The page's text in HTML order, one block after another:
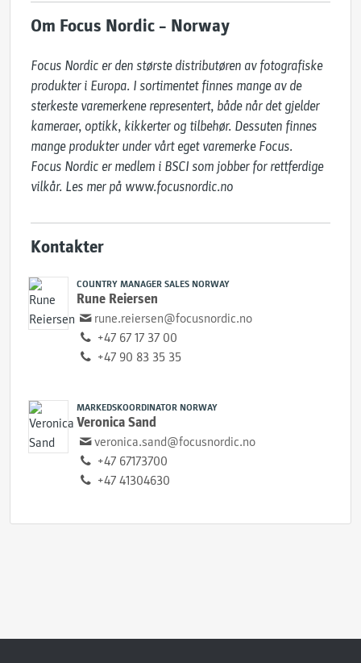
Om Focus Nordic – Norway
Focus Nordic er den største distributøren av fotografiske
produkter i Europa. I sortimentet finnes mange av de
sterkeste varemerkene representert, både når det gjelder
kameraer, optikk, kikkerter og tilbehør. Dessuten finnes
mange produkter under vårt eget varemerke Focus.
Focus Nordic er medlem i BSCI som jobber for rettferdige
vilkår. Les mer på ​www.focusnordic.no
Kontakter
COUNTRY MANAGER SALES NORWAY
Rune Reiersen
rune.reiersen@focusnordic.no
+47 67 17 37 00
+47 90 83 35 35
MARKEDSKOORDINATOR NORWAY
Veronica Sand
veronica.sand@focusnordic.no
+47 67173700
+47 41304630